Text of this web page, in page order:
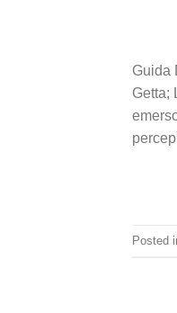
Guida
Getta;
Posted